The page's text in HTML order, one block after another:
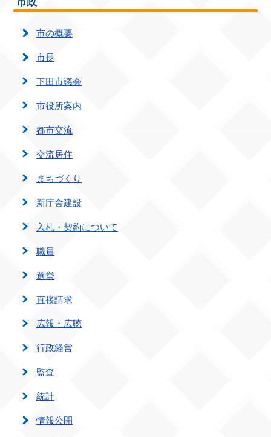
市の概要
市長
下田市議会
市役所案内
都市交流
交流居住
まちづくり
新庁舎建設
入札・契約について
職員
選挙
直接請求
広報・広聴
行政経営
監査
統計
情報公開